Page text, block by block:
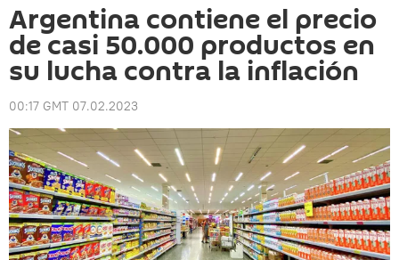
Argentina contiene el precio
de casi 50.000 productos en
su lucha contra la inflación
00:17 GMT 07.02.2023